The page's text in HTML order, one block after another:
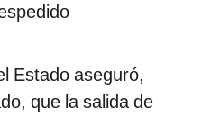
Estado aseguró,
que la salida de